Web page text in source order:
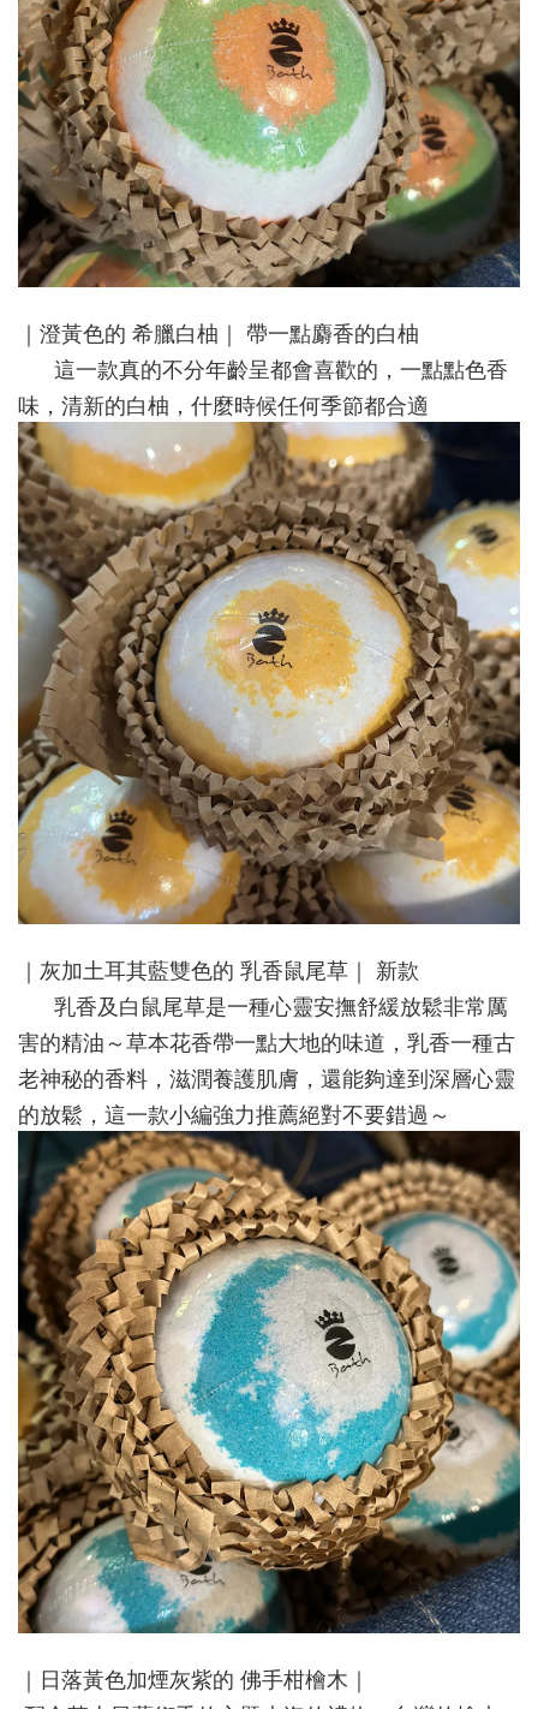
｜澄黃色的 希臘白柚｜ 帶一點麝香的白柚
這一款真的不分年齡呈都會喜歡的，一點點色香
味，清新的白柚，什麼時候任何季節都合適
｜灰加土耳其藍雙色的 乳香鼠尾草｜ 新款
乳香及白鼠尾草是一種心靈安撫舒緩放鬆非常厲
害的精油～草本花香帶一點大地的味道，乳香一種古
老神秘的香料，滋潤養護肌膚，還能夠達到深層心靈
的放鬆，這一款小編強力推薦絕對不要錯過～
｜日落黃色加煙灰紫的 佛手柑檜木｜